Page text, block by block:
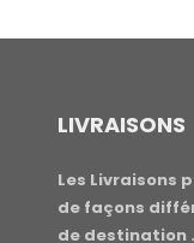
LIVRAISONS
Les Livraisons
de façons
de destination